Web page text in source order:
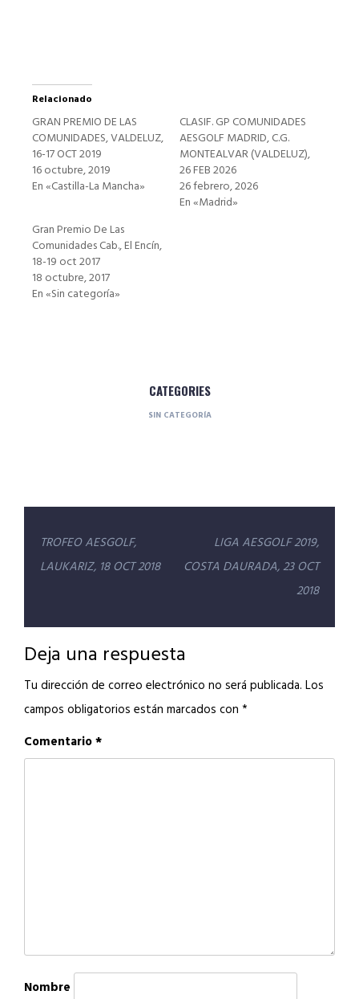
Relacionado
GRAN PREMIO DE LAS
COMUNIDADES, VALDELUZ,
16-17 OCT 2019
16 octubre, 2019
En «Castilla-La Mancha»
CLASIF. GP COMUNIDADES
AESGOLF MADRID, C.G.
MONTEALVAR (VALDELUZ),
26 FEB 2026
26 febrero, 2026
En «Madrid»
Gran Premio De Las
Comunidades Cab., El Encín,
18-19 oct 2017
18 octubre, 2017
En «Sin categoría»
CATEGORIES
SIN CATEGORÍA
Navegación
de
TROFEO AESGOLF,
LAUKARIZ, 18 OCT 2018
LIGA AESGOLF 2019,
COSTA DAURADA, 23 OCT
2018
Deja una respuesta
Tu dirección de correo electrónico no será publicada. Los
campos obligatorios están marcados con *
Comentario*
Nombre